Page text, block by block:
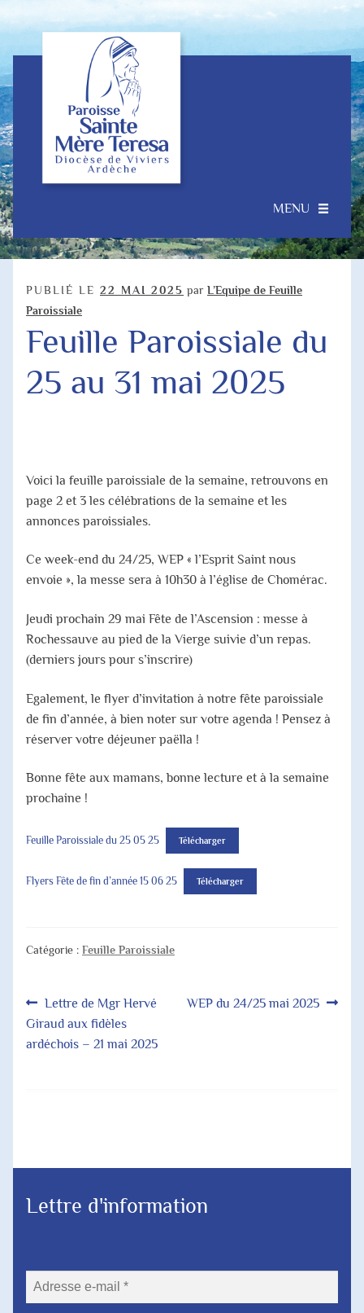
Aller
Aller
MENU
Accueil
Notre Paroisse
enfant
Je souhaite…
Agenda Paroissial
PUBLIÉ LE 22 MAI 2025 par L’Equipe de Feuille
Paroissiale
Feuille Paroissiale du
25 au 31 mai 2025
Voici la feuille paroissiale de la semaine, retrouvons en
page 2 et 3 les célébrations de la semaine et les
annonces paroissiales.
Ce week-end du 24/25, WEP « l’Esprit Saint nous
envoie », la messe sera à 10h30 à l’église de Chomérac.
Jeudi prochain 29 mai Fête de l’Ascension : messe à
Rochessauve au pied de la Vierge suivie d’un repas.
(derniers jours pour s’inscrire)
Egalement, le flyer d’invitation à notre fête paroissiale
de fin d’année, à bien noter sur votre agenda ! Pensez à
réserver votre déjeuner paëlla !
Bonne fête aux mamans, bonne lecture et à la semaine
prochaine !
Feuille Paroissiale du 25 05 25 Télécharger
Flyers Fête de fin d’année 15 06 25 Télécharger
Catégorie : Feuille Paroissiale
Navigation
de
Article
précédent :
Lettre de Mgr Hervé
Giraud aux fidèles
ardéchois – 21 mai 2025
Article
WEP du 24/25 mai 2025
Lettre d'information